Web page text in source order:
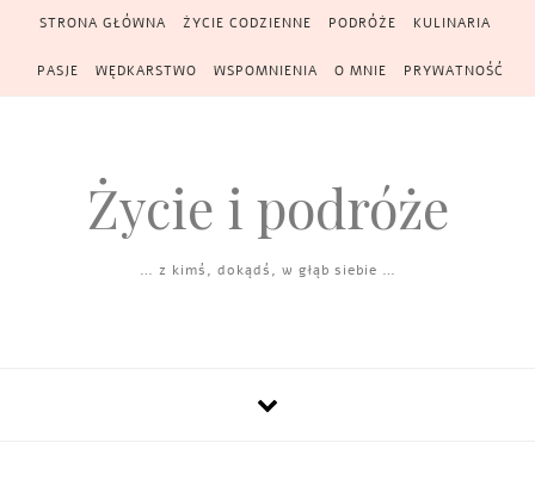
Skip to content
STRONA GŁÓWNA ŻYCIE CODZIENNE PODRÓŻE KULINARIA
PASJE WĘDKARSTWO WSPOMNIENIA O MNIE PRYWATNOŚĆ
Życie i podróże
… z kimś, dokądś, w głąb siebie …